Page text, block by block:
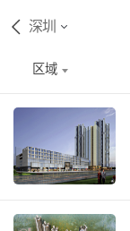
深圳
区域